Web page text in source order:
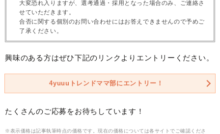
大変恐れ入りますが、選考通過・採用となった場合のみ、ご連絡さ
せていただきます。
合否に関する個別のお問い合わせにはお答えできませんので予めご
了承ください。
興味のある方はぜひ下記のリンクよりエントリーください。
4yuuuトレンドママ部にエントリー！
たくさんのご応募をお待ちしています！
※表示価格は記事執筆時点の価格です。現在の価格については各サイトでご確認くださ